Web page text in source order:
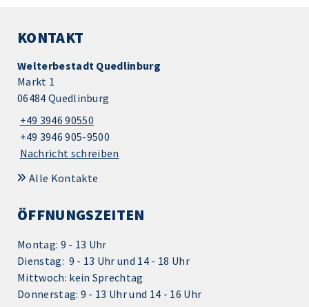
KONTAKT
Welterbestadt Quedlinburg
Markt 1
06484 Quedlinburg
+49 3946 90550
+49 3946 905-9500
Nachricht schreiben
Alle Kontakte
ÖFFNUNGSZEITEN
Montag: 9 - 13 Uhr
Dienstag: 9 - 13 Uhr und 14 - 18 Uhr
Mittwoch: kein Sprechtag
Donnerstag: 9 - 13 Uhr und 14 - 16 Uhr